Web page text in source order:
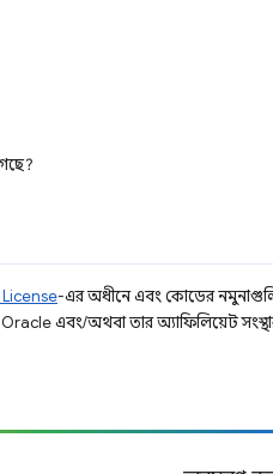
-এর অধীনে এবং কোডের
এবং/অথবা তার অ্যাফিলিয়েট সংস্থার